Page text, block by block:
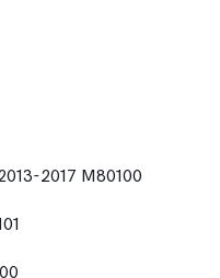
2017 M80100